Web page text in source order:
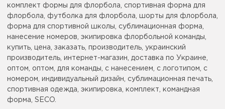
комплект формы для флорбола, спортивная форма для
флорбола, футболка для флорбола, шорты для флорбола,
форма для спортивной школы, сублимационная форма,
нанесение номеров, экипировка флорбольной команды,
купить, цена, заказать, производитель, украинский
производитель, интернет-магазин, доставка по Украине,
оптом, оптом, для команды, с нанесением, с логотипом, с
номером, индивидуальный дизайн, сублимационная печать,
спортивная одежда, экипировка, комплект, командная
форма, SECO.